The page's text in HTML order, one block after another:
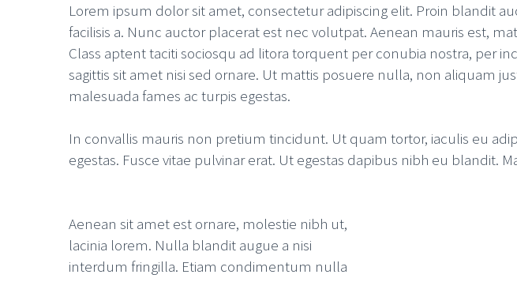
Lorem ipsum dolor sit amet, consectetur adipiscing elit. Proin blandit
facilisis a. Nunc auctor placerat est nec volutpat. Aenean mauris est,
Class aptent taciti sociosqu ad litora torquent per conubia nostra, per
sagittis sit amet nisi sed ornare. Ut mattis posuere nulla, non aliquam
malesuada fames ac turpis egestas.
In convallis mauris non pretium tincidunt. Ut quam tortor, iaculis eu
egestas. Fusce vitae pulvinar erat. Ut egestas dapibus nibh eu blandit.
Aenean sit amet est ornare, molestie nibh ut,
lacinia lorem. Nulla blandit augue a nisi
interdum fringilla. Etiam condimentum nulla